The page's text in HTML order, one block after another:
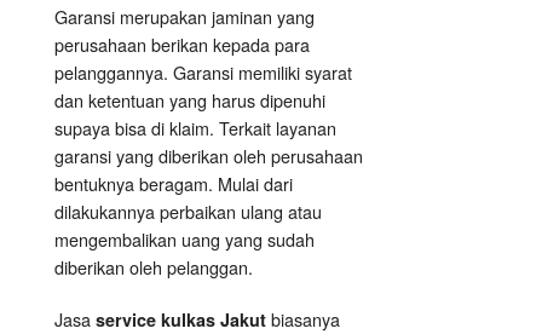
Garansi merupakan jaminan yang
perusahaan berikan kepada para
pelanggannya. Garansi memiliki syarat
dan ketentuan yang harus dipenuhi
supaya bisa di klaim. Terkait layanan
garansi yang diberikan oleh perusahaan
bentuknya beragam. Mulai dari
dilakukannya perbaikan ulang atau
mengembalikan uang yang sudah
diberikan oleh pelanggan.
Jasa service kulkas Jakut biasanya